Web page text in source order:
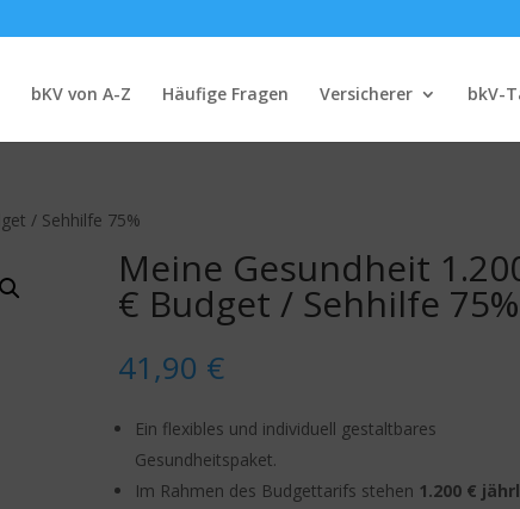
bKV von A-Z Häufige Fragen Versicherer bkV-
/ Sehhilfe 75%
Meine Gesundheit
€ Budget / Sehhilfe 75%
41,90 €
Ein flexibles und individuell gestaltbares
Gesundheitspaket.
Im Rahmen des Budgettarifs stehen 1.200 €